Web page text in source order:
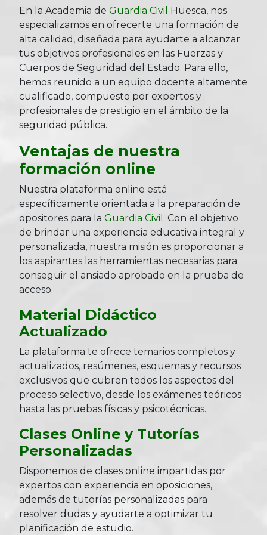
En la Academia de Guardia Civil
Huesca, nos
especializamos en ofrecerte una formación de
alta calidad, diseñada para ayudarte a alcanzar
tus objetivos profesionales en las Fuerzas y
Cuerpos de Seguridad del Estado. Para ello,
hemos reunido a un equipo docente altamente
cualificado, compuesto por expertos y
profesionales de prestigio en el ámbito de la
seguridad pública.
Ventajas de nuestra
formación online
Nuestra plataforma online está
específicamente orientada a la preparación de
opositores para la Guardia Civil . Con el objetivo
de brindar una experiencia educativa integral y
personalizada, nuestra misión es proporcionar a
los aspirantes las herramientas necesarias para
conseguir el ansiado aprobado en la prueba de
acceso.
Material Didáctico
Actualizado
La plataforma te ofrece temarios completos y
actualizados, resúmenes, esquemas y recursos
exclusivos que cubren todos los aspectos del
proceso selectivo, desde los exámenes teóricos
hasta las pruebas físicas y psicotécnicas.
Clases Online y Tutorías
Personalizadas
Disponemos de clases online impartidas por
expertos con experiencia en oposiciones,
además de tutorías personalizadas para
resolver dudas y ayudarte a optimizar tu
planificación de estudio.